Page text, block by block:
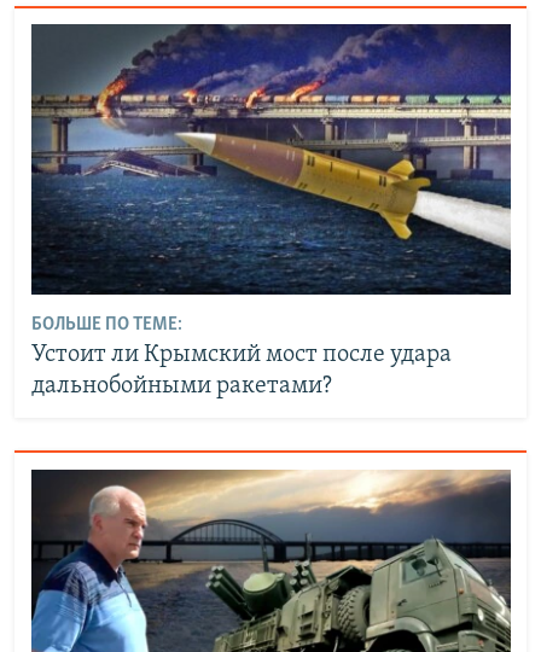
БОЛЬШЕ ПО ТЕМЕ:
Устоит ли Крымский мост после удара
дальнобойными ракетами?